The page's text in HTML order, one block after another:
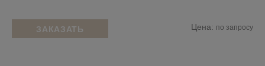
ЗАКАЗАТЬ Цена: по запросу